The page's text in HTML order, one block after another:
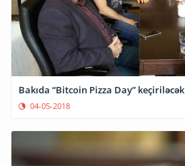
Bakıda “Bitcoin Pizza Day” keçiriləcək
04-05-2018